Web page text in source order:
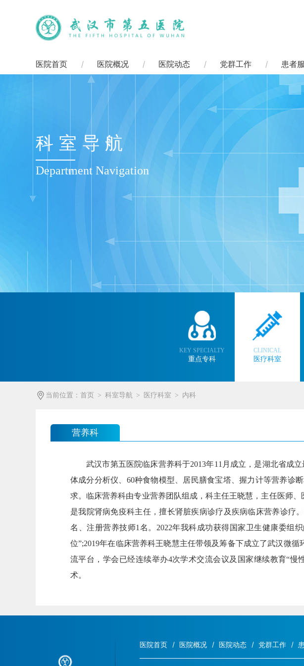
医院首页 医院概况 医院动态 党群工作 患者
科室导航
Department Navigation
KEY SPECIALTY
重点专科
CLINICAL
医疗科室
当前位置： 首页 > 科室导航 > 医疗科室 > 内科
营养科
武汉市第五医院临床营养科于2013年11月成立，是湖北省成
体成分分析仪、60种食物模型、居民膳食宝塔、握力计等营养诊
求。临床营养科由专业营养团队组成，科主任王晓慧，主任医师
是我院肾病免疫科主任，擅长肾脏疾病诊疗及疾病临床营养诊疗
名、注册营养技师1名。2022年我科成功获得国家卫生健康委组
位”;2019年在临床营养科王晓慧主任带领及筹备下成立了武汉微
流平台，学会已经连续举办4次学术交流会议及国家继续教育“
术。
医院首页 医院概况 医院动态 党群工作